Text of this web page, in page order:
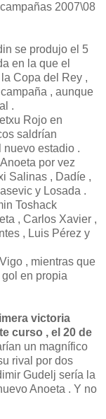
2007\08
se produjo el 5
en la que el
Copa del Rey ,
, aunque
.
Rojo en
saldrían
nuevo estadio .
por vez
Salinas , Dadíe ,
y Losada .
Toshack
, Carlos Xavier ,
, Luis Pérez y
, mientras que
en propia
victoria
curso , el 20 de
un magnífico
rival por dos
Gudelj sería la
Anoeta . Y no